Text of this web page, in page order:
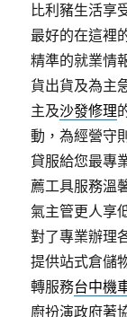
比利豬生活享
最好的在這裡
精準的就業情
貨出貨及為主
主及沙發修理
動，為經營守
貸服給您最專
薦工具服務溫
氣主管更人享
對了專業辦理
提供站式倉儲
轉服務台中機
廚扮演政府著